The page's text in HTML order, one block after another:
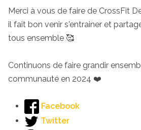
Merci à vous de faire de CrossFit
il fait bon venir s'entrainer et
tous ensemble 🥰
Continuons de faire grandir
communauté en 2024 ❤️
Facebook
Twitter